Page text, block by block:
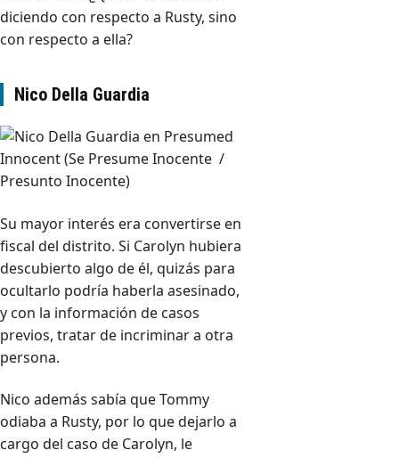
diciendo con respecto a Rusty, sino
con respecto a ella?
Nico Della Guardia
Su mayor interés era convertirse en
fiscal del distrito. Si Carolyn hubiera
descubierto algo de él, quizás para
ocultarlo podría haberla asesinado,
y con la información de casos
previos, tratar de incriminar a otra
persona.
Nico además sabía que Tommy
odiaba a Rusty, por lo que dejarlo a
cargo del caso de Carolyn, le